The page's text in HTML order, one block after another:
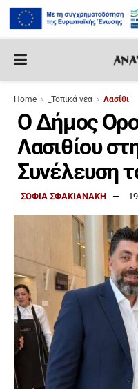
Home _Τοπικά νέα Λασίθι
Ο Δήμος
Λασιθίου
Συνέλευση
ΣΟΦΙΑ ΣΦΑΚΙΑΝΑΚΗ